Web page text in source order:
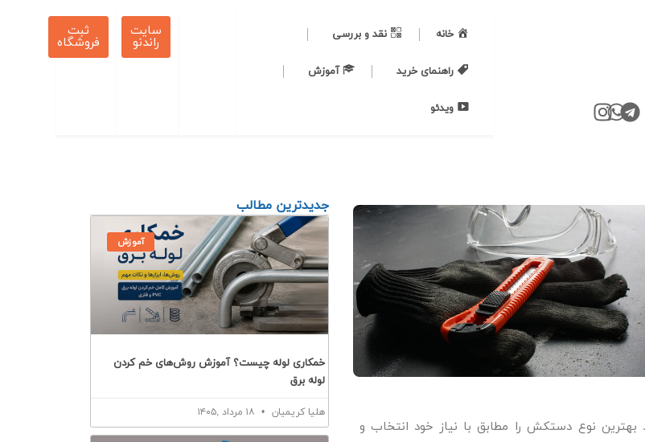
خانه نقد و بررسی
راهنمای خرید آموزش
ویدئو
سایت
راندنو
ثبت
فروشگاه
جدیدترین مطالب
آموزش
خمکاری لوله چیست؟ آموزش روش‌های خم کردن
لوله برق
هلیا کریمیان ۱۸ مرداد ,۱۴۰۵
نوع دستکش را مطابق با نیاز خود انتخاب و